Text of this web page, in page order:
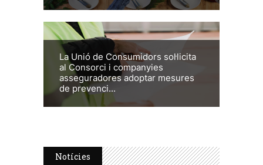
La Unió de Consumidors sol·licita
al Consorci i companyies
asseguradores adoptar mesures
de prevenci...
Notícies